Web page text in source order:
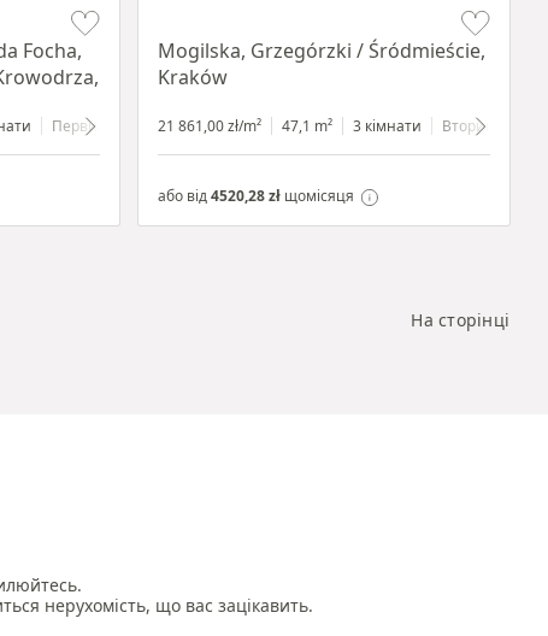
Focha,
Первинний 1 поверх
Mogilska, Grzegórzki / Śródmieście,
Kraków
21 861,00 zł/m² 47,1 m² 3 кімнати Вторинний
або від4520,28 zł щомісяця
На сторінці
нерухомість, що вас зацікавить.